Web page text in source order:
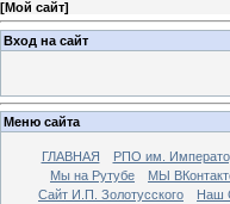
[Мой сайт]
Вход на сайт
Меню сайта
ГЛАВНАЯ РПО им.
Мы на Рутубе
МЫ
Сайт И.П. Золотусского
Наш